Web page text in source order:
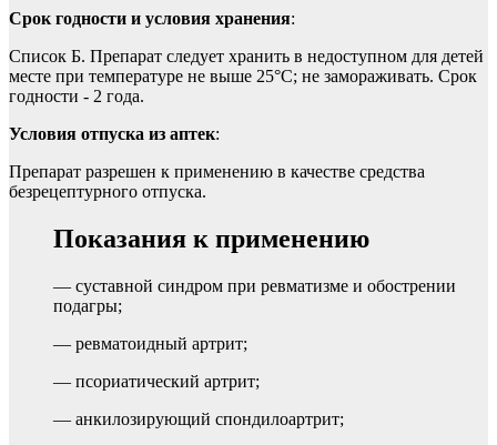
Срок годности и условия хранения:
Список Б. Препарат следует хранить в недоступном для детей
месте при температуре не выше 25°C; не замораживать. Срок
годности - 2 года.
Условия отпуска из аптек:
Препарат разрешен к применению в качестве средства
безрецептурного отпуска.
Показания к применению
— суставной синдром при ревматизме и обострении
подагры;
— ревматоидный артрит;
— псориатический артрит;
— анкилозирующий спондилоартрит;